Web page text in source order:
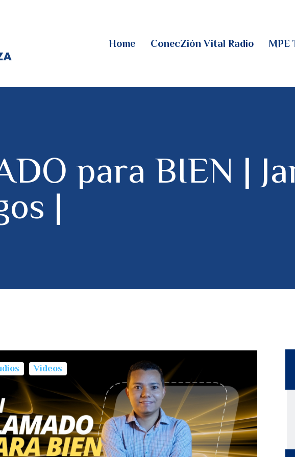
Home ConecZión Vital Radio MPE
para BIEN |
|
CONECZIÓN VITAL
MPE TV
PARTICIPA
Videos